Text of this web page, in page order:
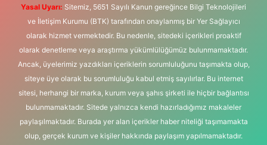
Yasal Uyarı: Sitemiz, 5651 Sayılı Kanun gereğince Bilgi Teknolojileri
ve İletişim Kurumu (BTK) tarafından onaylanmış bir Yer Sağlayıcı
olarak hizmet vermektedir. Bu nedenle, sitedeki içerikleri proaktif
olarak denetleme veya araştırma yükümlülüğümüz bulunmamaktadır.
Ancak, üyelerimiz yazdıkları içeriklerin sorumluluğunu taşımakta olup,
siteye üye olarak bu sorumluluğu kabul etmiş sayılırlar. Bu internet
sitesi, herhangi bir marka, kurum veya şahıs şirketi ile hiçbir bağlantısı
bulunmamaktadır. Sitede yalnızca kendi hazırladığımız makaleler
paylaşılmaktadır. Burada yer alan içerikler haber niteliği taşımamakta
olup, gerçek kurum ve kişiler hakkında paylaşım yapılmamaktadır.